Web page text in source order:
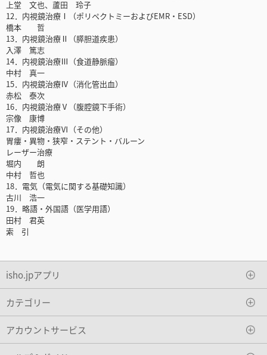
上堂 文也、蘆田 玲子
12．内視鏡治療Ⅰ（ポリペクトミーおよびEMR・ESD）
橋本 哲
13．内視鏡治療Ⅱ（膵胆道疾患）
入澤 篤志
14．内視鏡治療Ⅲ（食道静脈瘤）
中村 真一
15．内視鏡治療Ⅳ（消化管出血）
赤松 泰次
16．内視鏡治療Ⅴ（腹腔鏡下手術）
宗像 康博
17．内視鏡治療Ⅵ（その他）
胃瘻・異物・狭窄・ステント・バルーン
レーザー治療
堀内 朗
中村 哲也
18．電気（電気に関する基礎知識）
古川 浩一
19．略語・外国語（医学用語）
田村 君英
索 引
isho.jpアプリ
カテゴリー
アカウントサービス